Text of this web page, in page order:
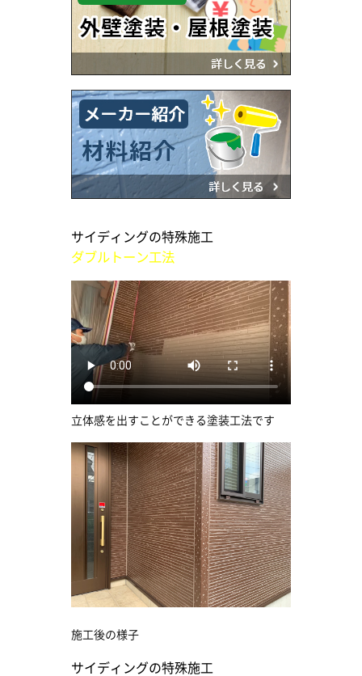
サイディングの特殊施工
ダブルトーン工法
立体感を出すことができる塗装工法です
施工後の様子
サイディングの特殊施工